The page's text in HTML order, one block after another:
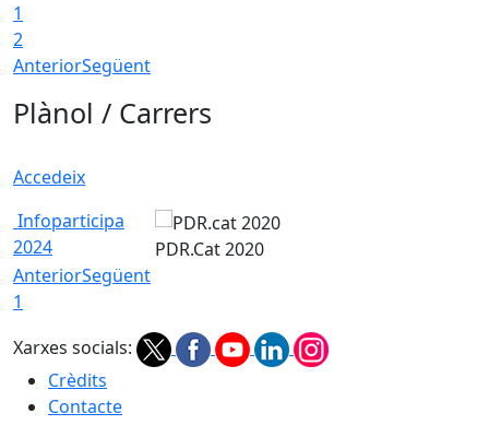
1
2
AnteriorSegüent
Plànol / Carrers
Accedeix
Infoparticipa
2024
PDR.Cat 2020
AnteriorSegüent
1
Xarxes socials:
Crèdits
Contacte